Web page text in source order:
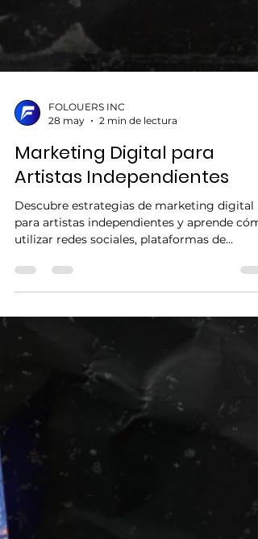
FOLOUERS INC
28 may
2 min de lectura
Marketing Digital para
Artistas Independientes
Descubre estrategias de marketing digital
utilizar redes sociales, plataformas de
streaming y contenido digital para impulsar
audiencias.